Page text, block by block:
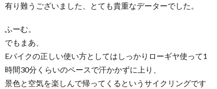
有り難うございました、とても貴重なデーターでした。
ふーむ。
でもまあ、
Eバイクの正しい使い方としてはしっかりローギヤ使って1
時間30分くらいのペースで汗かかずに上り、
景色と空気を楽しんで帰ってくるというサイクリングです